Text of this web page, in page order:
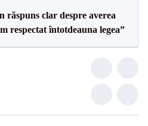
răspuns clar despre averea
respectat întotdeauna legea”